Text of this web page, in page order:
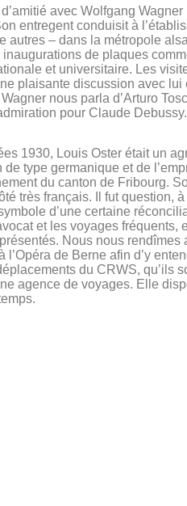
avec Wolfgang
entregent conduisit à
autres – dans la métropole
de plaques
et universitaire. Les
plaisante discussion avec lui
nous parla d’Arturo
pour Claude
1930, Louis Oster était un
type germanique et de
du canton de Fribourg.
très français. Il fut question,
d’une certaine
et les voyages fréquents,
Nous nous rendîmes
de Berne afin d’y
du CRWS, qu’ils
agence de voyages. Elle